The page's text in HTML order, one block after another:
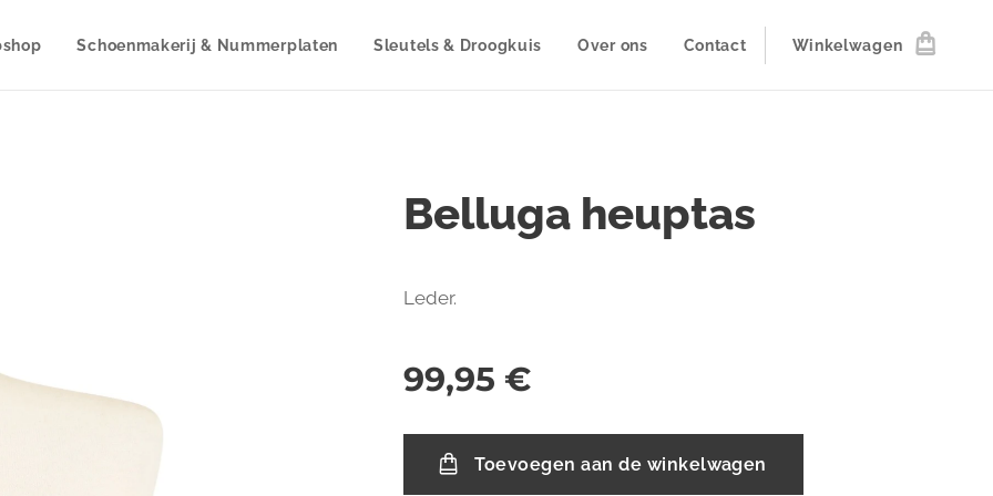
Schoenmakerij & Nummerplaten Sleutels & Droogkuis Over ons Contact Winkelwagen
Belluga heuptas
Leder.
99,95 €
Toevoegen aan de winkelwagen